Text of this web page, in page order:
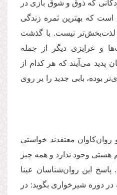
که ذوق و شوق بازی در
که بهترین ثمره زندگی
لذت‌بخش‌تر نیست. با گذشت
و غرایزی دیگر از جمله
پدید می‌آیند که هر کدام از
بوده، بابی جدید را بر روی
معتقدند خواستی
هستی وجود ندارد و همه چیز
این روان‌شناسان عینا
دوره شیرخواری بگوید: در